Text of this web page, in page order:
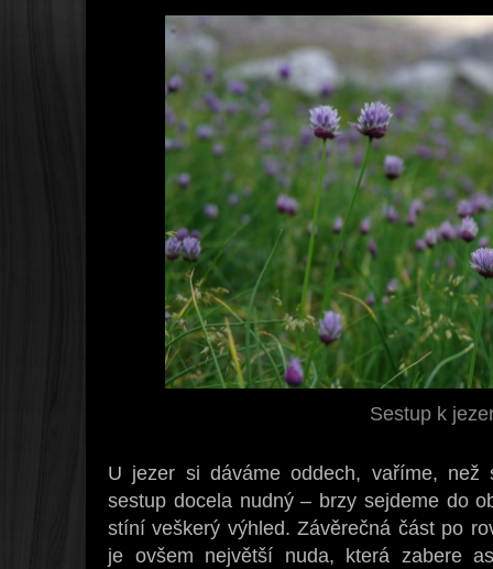
Sestup k
U jezer si dáváme oddech, vaříme, než
sestup docela nudný – brzy sejdeme do
stíní veškerý výhled. Závěrečná část po
je ovšem největší nuda, která zabere